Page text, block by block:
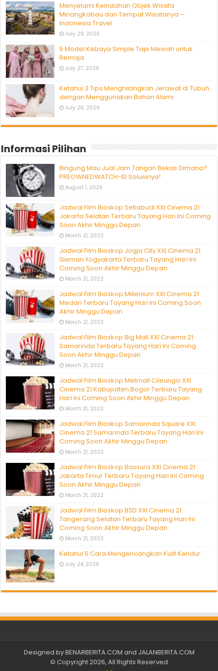
Menyelami Keindahan Objek Wisata
Minangkabau dan Tempat Wisatanya –
Indonesia Travel
July 29, 2026
5 Model Kebaya Simple Tapi Mewah untuk
Remaja
July 27, 2026
Ketahui 3 Tips Menghilangkan Jerawat di Tubuh
dengan Menggunakan Bahan Alami
July 26, 2026
Informasi Pilihan
Bingung Mau Jual Jam Tangan Bekas Dimana?
PREOWNEDWATCH-ID Solusinya!
August 1, 2026
Jadwal Film Bioskop Setiabudi XXI Cinema 21
Jakarta Selatan Terbaru Tayang Hari Ini Coming
Soon Akhir Minggu Depan
March 21, 2022
Jadwal Film Bioskop Jogja City XXI Cinema 21
Sleman Yogyakarta Terbaru Tayang Hari Ini
Coming Soon Akhir Minggu Depan
March 21, 2022
Jadwal Film Bioskop Millenium XXI Cinema 21
Medan Terbaru Tayang Hari Ini Coming Soon
Akhir Minggu Depan
March 21, 2022
Jadwal Film Bioskop Big Mall XXI Cinema 21
Samarinda Terbaru Tayang Hari Ini Coming
Soon Akhir Minggu Depan
March 21, 2022
Jadwal Film Bioskop Metmall Cileungsi XXI
Cinema 21 Kabupaten Bogor Terbaru Tayang
Hari Ini Coming Soon Akhir Minggu Depan
March 21, 2022
Jadwal Film Bioskop Samarinda Square XXI
Cinema 21 Samarinda Terbaru Tayang Hari Ini
Coming Soon Akhir Minggu Depan
March 21, 2022
Jadwal Film Bioskop Bassura XXI Cinema 21
Jakarta Timur Terbaru Tayang Hari Ini Coming
Soon Akhir Minggu Depan
March 21, 2022
Jadwal Film Bioskop BSD XXI Cinema 21
Tangerang Selatan Terbaru Tayang Hari Ini
Coming Soon Akhir Minggu Depan
March 21, 2022
Ketahui 5 Cara Mengencangkan Kulit Kendur
July 24, 2026
Designed byBENARBERITA.COM and JALANBERITA.COM
© Copyright 2026, All Rights Reserved